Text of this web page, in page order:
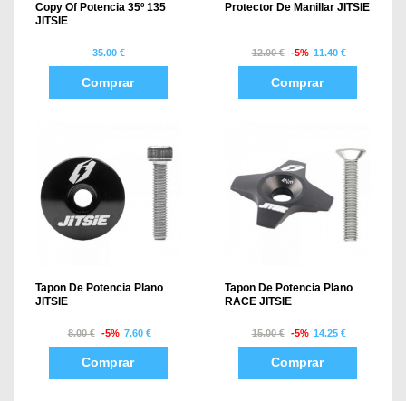
Copy Of Potencia 35º 135
JITSIE
35.00 €
Comprar
Protector De Manillar JITSIE
12.00 € -5% 11.40 €
Comprar
Tapon De Potencia Plano
JITSIE
8.00 € -5% 7.60 €
Comprar
Tapon De Potencia Plano
RACE JITSIE
15.00 € -5% 14.25 €
Comprar